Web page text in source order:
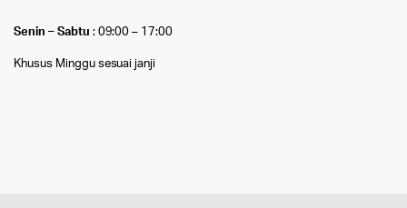
Senin – Sabtu : 09:00 – 17:00
Khusus Minggu sesuai janji